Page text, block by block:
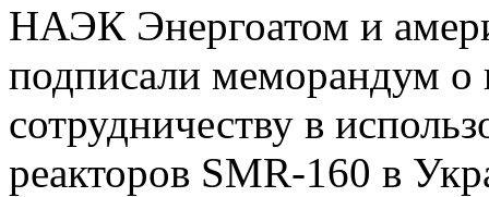
НАЭК Энергоатом и
подписали меморандум
сотрудничеству в
реакторов SMR-160 в